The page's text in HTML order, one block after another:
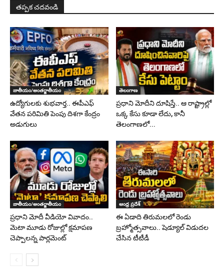
తప్పక చదవండి
జాతీయం/అంతర్జాతీయం
ఉద్యోగులకు శుభవార్త.. ఈపీఎఫ్‌
వేతన పరిమితి పెంపు దిశగా కేంద్రం
అడుగులు
తెలంగాణ
ప్రధాని మోదీని దూషిస్తే.. ఆ రాష్ట్రాల్లో
ఒక్క కేసు కూడా లేదు, కానీ
తెలంగాణలో...
జాతీయం/అంతర్జాతీయం
ప్రధాని మోదీ వీడియో వివాదం..
మెటా మూడు రోజుల్లో క్షమాపణ
చెప్పాలన్న పార్లమెంట్
ఆంధ్ర ప్రదేశ్
ఈ ఏడాది తిరుమలలో రెండు
బ్రహ్మోత్సవాలు.. షెడ్యూల్ విడుదల
చేసిన టీటీడీ